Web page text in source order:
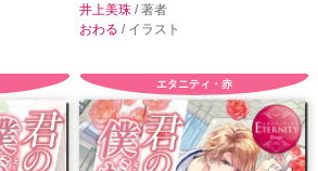
井上美珠 / 著者
おわる / イラスト
エタニティ・赤